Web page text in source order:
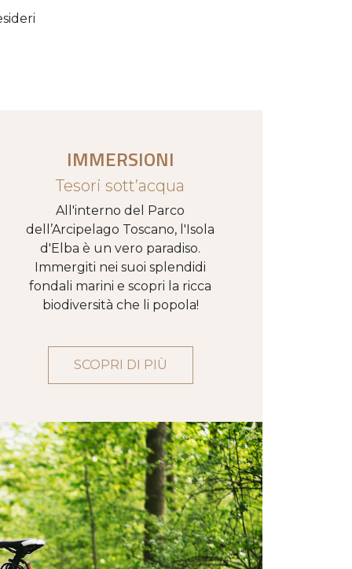
IMMERSIONI
Tesori sott’acqua
All'interno del Parco
dell’Arcipelago Toscano, l'Isola
d'Elba è un vero paradiso.
Immergiti nei suoi splendidi
fondali marini e scopri la ricca
biodiversità che li popola!
SCOPRI DI PIÙ